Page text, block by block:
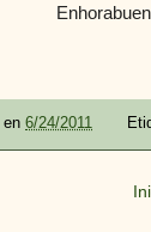
en 6/24/2011